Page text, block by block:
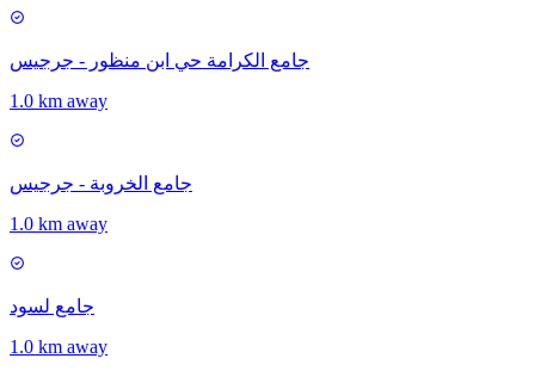
جامع الكرامة حي ابن منظور - جرجيس
1.0 km away
جامع الخروبة - جرجيس
1.0 km away
جامع لسود
1.0 km away